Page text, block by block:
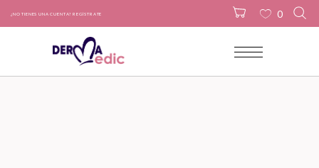
¿NO TIENES UNA CUENTA? REGÍSTRATE
No products in the cart.
0